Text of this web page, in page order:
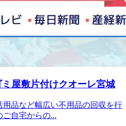
屋敷片付けクオーレ宮城
品など幅広い不用品の回収を行
ご自宅からの...